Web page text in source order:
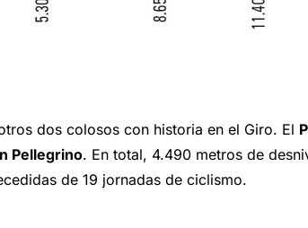
dos colosos con historia en el Giro. El
Pellegrino. En total, 4.490 metros de
de 19 jornadas de ciclismo.